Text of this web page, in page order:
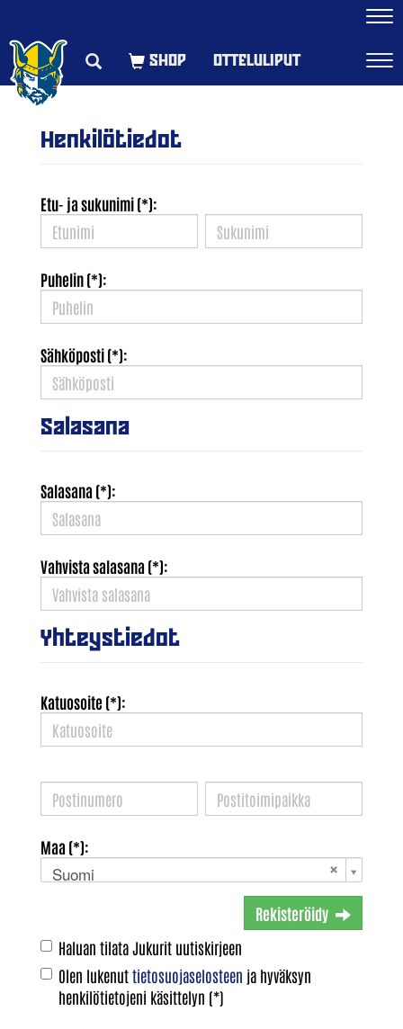
OTTELULIPUT
Henkilötiedot
Etu- ja sukunimi (*):
Puhelin (*):
Sähköposti (*):
Salasana
Salasana (*):
Vahvista salasana (*):
Yhteystiedot
Katuosoite (*):
Maa (*):
Suomi
Rekisteröidy
Haluan tilata Jukurit uutiskirjeen
Olen lukenuttietosuojaselosteen ja hyväksyn
henkilötietojeni käsittelyn (*)